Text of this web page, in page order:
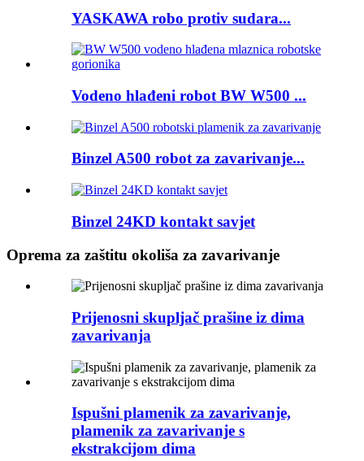
YASKAWA robo protiv sudara...
Vodeno hlađeni robot BW W500 ...
Binzel A500 robot za zavarivanje...
Binzel 24KD kontakt savjet
Oprema za zaštitu okoliša za zavarivanje
Prijenosni skupljač prašine iz dima
zavarivanja
Ispušni plamenik za zavarivanje,
plamenik za zavarivanje s
ekstrakcijom dima